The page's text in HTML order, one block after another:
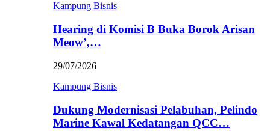
Kampung Bisnis
Hearing di Komisi B Buka Borok Arisan
Meow’,…
29/07/2026
Kampung Bisnis
Dukung Modernisasi Pelabuhan, Pelindo
Marine Kawal Kedatangan QCC…